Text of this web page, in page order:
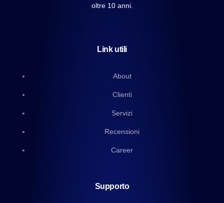
oltre 10 anni.
Link utili
About
Clienti
Servizi
Recensioni
Career
Supporto